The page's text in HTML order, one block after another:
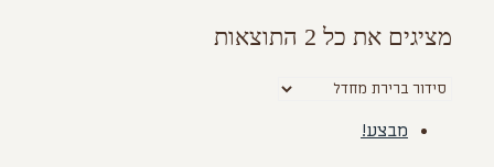
מציגים את כל ⁦2⁩ התוצאות
מבצע!